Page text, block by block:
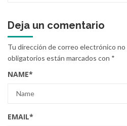
Deja un comentario
Tu dirección de correo electrónico no
obligatorios están marcados con *
NAME*
EMAIL*